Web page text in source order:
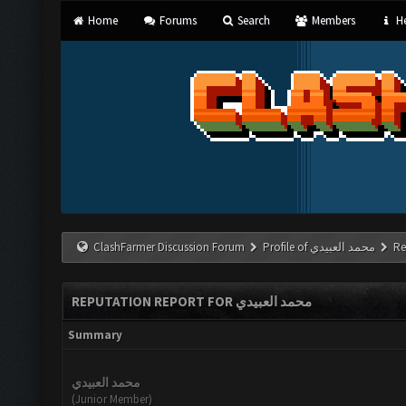
Home Forums Search Members
ClashFarmer Discussion Forum Profile of محمد العبيدي
REPUTATION REPORT FOR محمد العبيدي
Summary
محمد العبيدي
(Junior Member)